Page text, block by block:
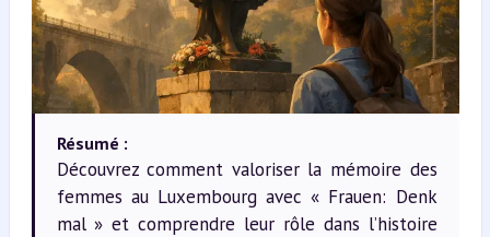
Résumé :
Découvrez comment valoriser la mémoire des
femmes au Luxembourg avec « Frauen: Denk
mal » et comprendre leur rôle dans l’histoire